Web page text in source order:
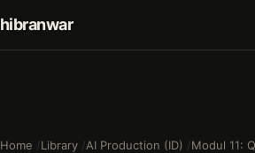
hibranwar
Home Library AI Production (ID) Modul 11: